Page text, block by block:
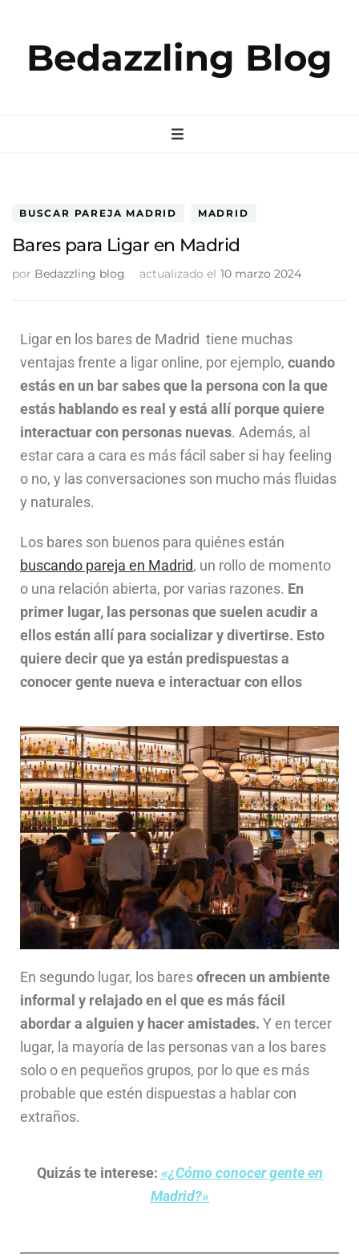
Bedazzling Blog
BUSCAR PAREJA MADRID MADRID
Bares para Ligar en Madrid
por Bedazzling blog actualizado el 10 marzo 2024
Ligar en los bares de Madrid tiene muchas
ventajas frente a ligar online, por ejemplo, cuando
estás en un bar sabes que la persona con la que
estás hablando es real y está allí porque quiere
interactuar con personas nuevas. Además, al
estar cara a cara es más fácil saber si hay feeling
o no, y las conversaciones son mucho más fluidas
y naturales.
Los bares son buenos para quiénes están
buscando pareja en Madrid, un rollo de momento
o una relación abierta, por varias razones. En
primer lugar, las personas que suelen acudir a
ellos están allí para socializar y divertirse. Esto
quiere decir que ya están predispuestas a
conocer gente nueva e interactuar con ellos
En segundo lugar, los baresofrecen un ambiente
informal y relajado en el que es más fácil
abordar a alguien y hacer amistades. Y en tercer
lugar, la mayoría de las personas van a los bares
solo o en pequeños grupos, por lo que es más
probable que estén dispuestas a hablar con
extraños.
Quizás te interese: «¿Cómo conocer gente en
Madrid?»